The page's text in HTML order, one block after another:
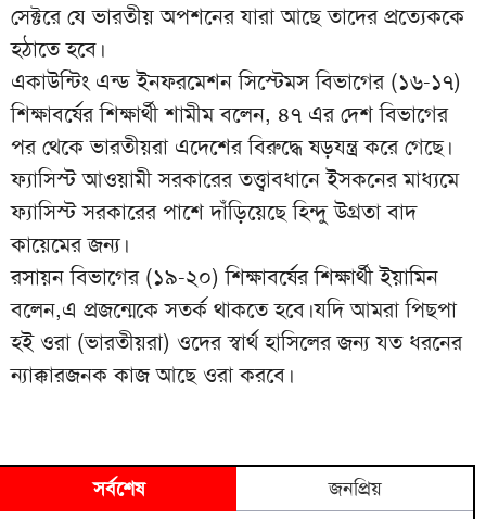
সেক্টরে যে ভারতীয় অপশনের যারা আছে তাদের প্রত্যেককে
হঠাতে হবে।
একাউন্টিং এন্ড ইনফরমেশন সিস্টেমস বিভাগের (১৬-১৭)
শিক্ষাবর্ষের শিক্ষার্থী শামীম বলেন, ৪৭ এর দেশ বিভাগের
পর থেকে ভারতীয়রা এদেশের বিরুদ্ধে ষড়যন্ত্র করে গেছে।
ফ্যাসিস্ট আওয়ামী সরকারের তত্ত্বাবধানে ইসকনের মাধ্যমে
ফ্যাসিস্ট সরকারের পাশে দাঁড়িয়েছে হিন্দু উগ্রতা বাদ
কায়েমের জন্য।
রসায়ন বিভাগের (১৯-২০) শিক্ষাবর্ষের শিক্ষার্থী ইয়ামিন
বলেন,এ প্রজন্মেকে সতর্ক থাকতে হবে।যদি আমরা পিছপা
হ‌ই ওরা (ভারতীয়রা) ওদের স্বার্থ হাসিলের জন্য যত ধরনের
ন্যাক্কারজনক কাজ আছে ওরা করবে।
সর্বশেষ জনপ্রিয়